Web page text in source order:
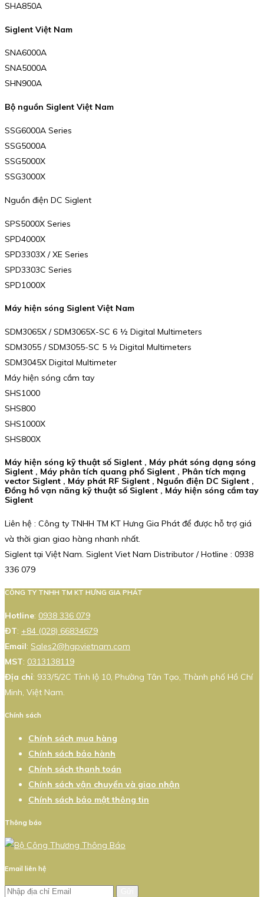
SHA850A
Siglent Việt Nam
SNA6000A
SNA5000A
SHN900A
Bộ nguồn Siglent Việt Nam
SSG6000A Series
SSG5000A
SSG5000X
SSG3000X
Nguồn điện DC Siglent
SPS5000X Series
SPD4000X
SPD3303X / XE Series
SPD3303C Series
SPD1000X
Máy hiện sóng Siglent Việt Nam
SDM3065X / SDM3065X-SC 6 ½ Digital Multimeters
SDM3055 / SDM3055-SC 5 ½ Digital Multimeters
SDM3045X Digital Multimeter
Máy hiện sóng cầm tay
SHS1000
SHS800
SHS1000X
SHS800X
Máy hiện sóng kỹ thuật số Siglent , Máy phát sóng dạng sóng
Siglent , Máy phân tích quang phổ Siglent , Phân tích mạng
vector Siglent , Máy phát RF Siglent , Nguồn điện DC Siglent ,
Đồng hồ vạn năng kỹ thuật số Siglent , Máy hiện sóng cầm tay
Siglent
Liên hệ : Công ty TNHH TM KT Hưng Gia Phát để được hỗ trợ giá
và thời gian giao hàng nhanh nhất.
Siglent tại Việt Nam. Siglent Viet Nam Distributor / Hotline : 0938
336 079
CÔNG TY TNHH TM KT HƯNG GIA PHÁT
Hotline: 0938 336 079
ĐT: +84 (028) 66834679
Email: Sales2@hgpvietnam.com
MST: 0313138119
Địa chỉ: 933/5/2C Tỉnh lộ 10, Phường Tân Tạo, Thành phố Hồ Chí
Minh, Việt Nam.
Chính sách
Chính sách mua hàng
Chính sách bảo hành
Chính sách thanh toán
Chính sách vận chuyển và giao nhận
Chính sách bảo mật thông tin
Thông báo
Email liên hệ